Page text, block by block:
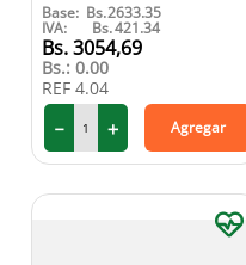
Base: Bs.2633.35
IVA: Bs.421.34
3054,69
Bs.: 0.00
REF 4.04
＋
－ Agregar